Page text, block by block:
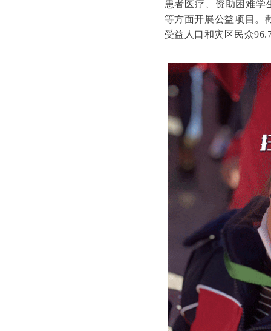
患者医疗、资助困难学
等方面开展公益项目。
受益人口和灾区民众